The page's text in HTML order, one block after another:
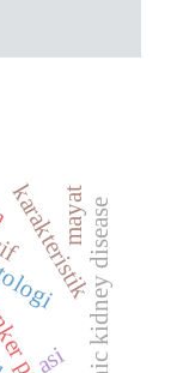
karakteristikchronic kidney disease
asi
mayat